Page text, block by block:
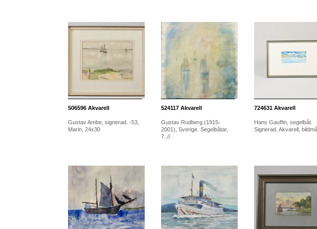
506596Akvarell
Gustav Ambe, signerad. -53,
Marin, 24x30
524117Akvarell
Gustav Rudberg (1915-
2001), Sverige. Segelbåtar,
7..//
724631Akvarell
Hans Gauffin, segelbåt.
Signerad. Akvarell,